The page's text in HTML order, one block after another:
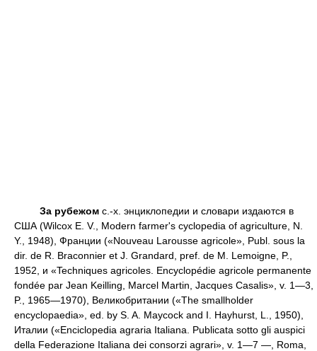
За рубежом с.-х. энциклопедии и словари издаются в
США (Wilcox Е. V., Modern farmer's cyclopedia of agriculture, N.
Y., 1948), Франции («Nouveau Larousse agricole», Publ. sous la
dir. de R. Braconnier et J. Grandard, pref. de М. Lemoigne, P.,
1952, и «Techniques agricoles. Encyclopédie agricole permanente
fondée par Jean Keilling, Marcel Martin, Jacques Casalis», v. 1—3,
P., 1965—1970), Великобритании («The smallholder
encyclopaedia», ed. by S. A. Maycock and I. Hayhurst, L., 1950),
Италии («Enciclopedia agraria Italiana. Publicata sotto gli auspici
della Federazione Italiana dei consorzi agrari», v. 1—7 —, Roma,